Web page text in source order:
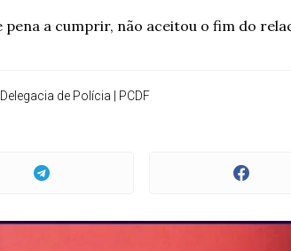
a cumprir, não aceitou o fim do
de Polícia | PCDF